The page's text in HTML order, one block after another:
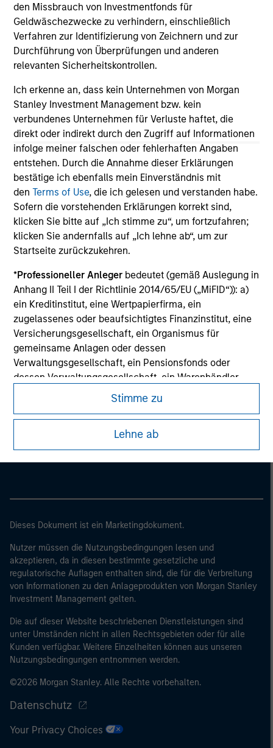
den Missbrauch von Investmentfonds für
Geldwäschezwecke zu verhindern, einschließlich
Verfahren zur Identifizierung von Zeichnern und zur
Durchführung von Überprüfungen und anderen
relevanten Sicherheitskontrollen.
Ich erkenne an, dass kein Unternehmen von Morgan
Stanley Investment Management bzw. kein
verbundenes Unternehmen für Verluste haftet, die
direkt oder indirekt durch den Zugriff auf Informationen
infolge meiner falschen oder fehlerhaften Angaben
entstehen. Durch die Annahme dieser Erklärungen
bestätige ich ebenfalls mein Einverständnis mit
denTerms of Use, die ich gelesen und verstanden habe.
Sofern die vorstehenden Erklärungen korrekt sind,
klicken Sie bitte auf „Ich stimme zu“, um fortzufahren;
klicken Sie andernfalls auf „Ich lehne ab“, um zur
Startseite zurückzukehren.
*Professioneller Anleger bedeutet (gemäß Auslegung in
Anhang II Teil I der Richtlinie 2014/65/EU („MiFID“)): a)
ein Kreditinstitut, eine Wertpapierfirma, ein
zugelassenes oder beaufsichtigtes Finanzinstitut, eine
Versicherungsgesellschaft, ein Organismus für
gemeinsame Anlagen oder dessen
Verwaltungsgesellschaft, ein Pensionsfonds oder
dessen Verwaltungsgesellschaft, ein Warenhändler
oder Waren-Derivatehändler oder ein sonstiger
auf den Finanzmärkten zugelassen sein oder
beaufsichtigt werden muss; b) ein Großunternehmen,
das mindestens zwei der folgenden
Größenanforderungen auf Unternehmensbasis erfüllt: (i)
handelt; oder (c) eine nationale oder regionale
Schuldenverwaltung auf nationaler oder regionaler
Ebene, Zentralbanken, internationaler und
supranationaler Einrichtungen wie die Weltbank, der
IWF, die EZB, die EIB und andere vergleichbare
handeln.
Bitte beachten Sie, dass die Definition eines
professionellen Anlegers von der Definition der
dem aus auf die Website zugegriffen wird.
Stimme zu
Lehne ab
May not represent all Team Members.
The information on this page is for informational
purposes only. The information contained herein does
not constitute and should not be construed as an
offering of advisory services or an offer to sell or a
solicitation of an offer to buy any securities in any
jurisdiction in which such offer or solicitation,
purchase or sale would be unlawful under the
securities, insurance or other laws of such jurisdiction.
All investing involves risks, including a loss of principal.
Please refer to the strategy detail page for important
information on the strategy, including additional risk
considerations.
Morgan Stanley
Morgan Stanley Careers
Dieses Dokument ist ein Marketingdokument.
Nutzer müssen die Nutzungsbedingungen lesen und
akzeptieren, da in diesen bestimmte gesetzliche und
regulatorische Auflagen enthalten sind, die für die Verbreitung
von Informationen zu den Anlageprodukten von Morgan Stanley
Investment Management gelten.
Die auf dieser Website beschriebenen Dienstleistungen sind
unter Umständen nicht in allen Rechtsgebieten oder für alle
Kunden verfügbar. Weitere Einzelheiten können aus unseren
Nutzungsbedingungen entnommen werden.
©2026 Morgan Stanley. Alle Rechte vorbehalten.
Datenschutz
Your Privacy Choices